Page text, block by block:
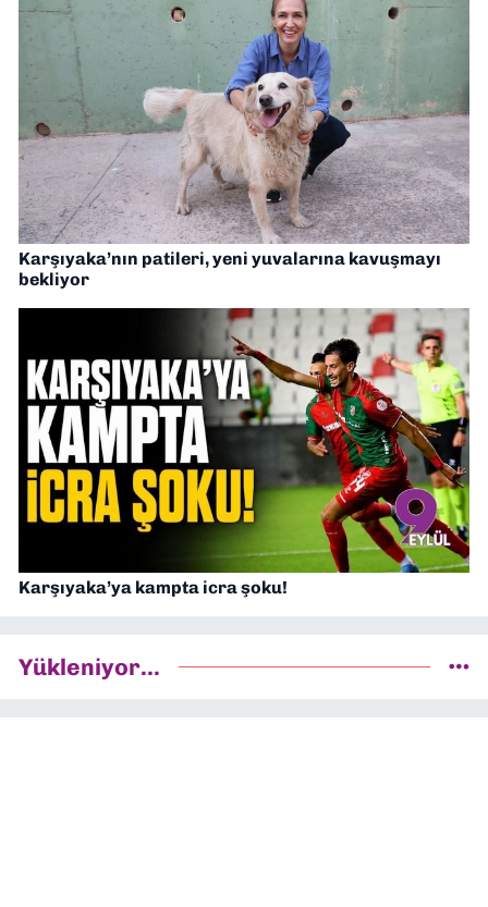
Karşıyaka’nın patileri, yeni yuvalarına kavuşmayı
bekliyor
Karşıyaka’ya kampta icra şoku!
Yükleniyor...